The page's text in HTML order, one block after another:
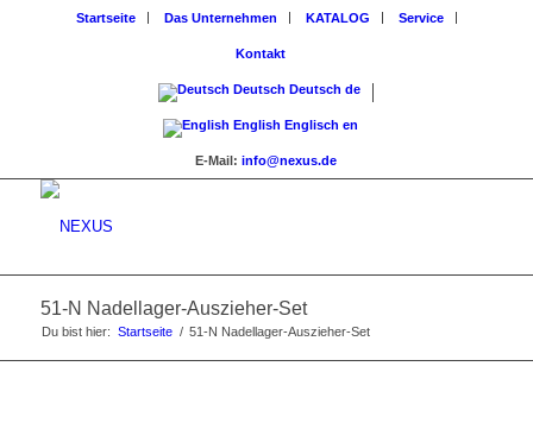
Startseite Das Unternehmen KATALOG Service
Kontakt
Deutsch Deutsch de
English Englisch en
E-Mail:info@nexus.de
51-N Nadellager-Auszieher-Set
Du bist hier: Startseite / 51-N Nadellager-Auszieher-Set